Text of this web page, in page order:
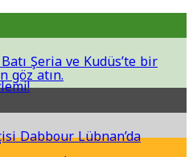
göz atın.
Şeria ve Kudüs’te bir
Dabbour Lübnan’da